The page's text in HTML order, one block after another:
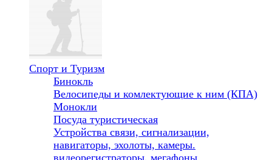
Спорт и Туризм
Бинокль
Велосипеды и комлектующие к ним (КПА)
Монокли
Посуда туристическая
Устройства связи, сигнализации,
навигаторы, эхолоты, камеры.
видеорегистраторы, мегафоны